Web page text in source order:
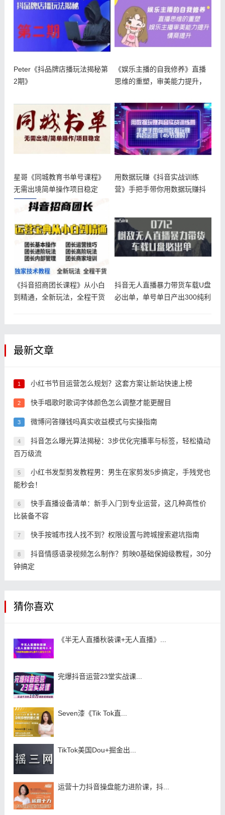
Peter《抖品牌店播玩法揭秘第
2期》
《娱乐主播的自我修养》直播
思维的重塑，审美能力提升，
星哥《同城教育书单号课程》
无需出境简单操作项目稳定
用数据玩赚《抖音实战训练
营》手把手带你用数据玩赚抖
《抖音招商团长课程》从小白
到精通，全新玩法，全程干货
抖音无人直播暴力带货车载U盘
必出单，单号单日产出300纯利
最新文章
1 小红书节目运营怎么规划？这套方案让新站快速上榜
2 快手唱歌时歌词字体颜色怎么调整才能更醒目
3 微博问答赚钱吗真实收益模式与实操指南
4
抖音怎么曝光算法揭秘：3步优化完播率与标签，轻松撬动
百万级流
5
小红书发型剪发教程男：男生在家剪发5步搞定，手残党也
能秒会！
6
快手直播设备清单：新手入门到专业运营，这几种高性价
比装备不容
7 快手按城市找人找不到？权限设置与跨城搜索避坑指南
8
抖音情感语录视频怎么制作？剪映0基础保姆级教程，30分
钟搞定
猜你喜欢
《半无人直播秋装课+无人直播》...
完爆抖音运营23堂实战课...
Seven漆《Tik Tok直...
TikTok美国Dou+掘金出...
运营十力抖音操盘能力进阶课，抖...